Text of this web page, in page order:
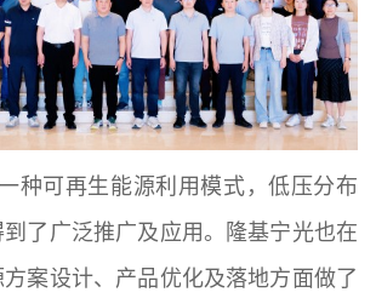
种可再生能源利用模式，低压分布
了广泛推广及应用。隆基宁光也在
案设计、产品优化及落地方面做了